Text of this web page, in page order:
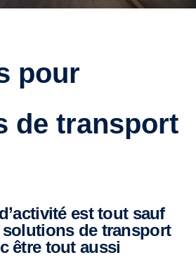
pour
de transport
de transport
être tout aussi